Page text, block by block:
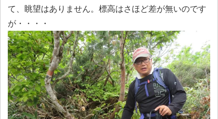
て、眺望はありません。標高はさほど差が無いのです
が・・・・